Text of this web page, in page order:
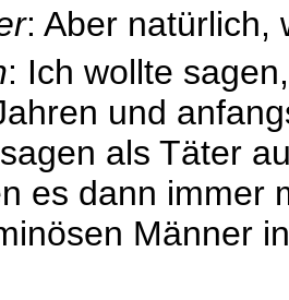
: Aber natürlich,
: Ich wollte
und
als Täter
es dann immer
Männer